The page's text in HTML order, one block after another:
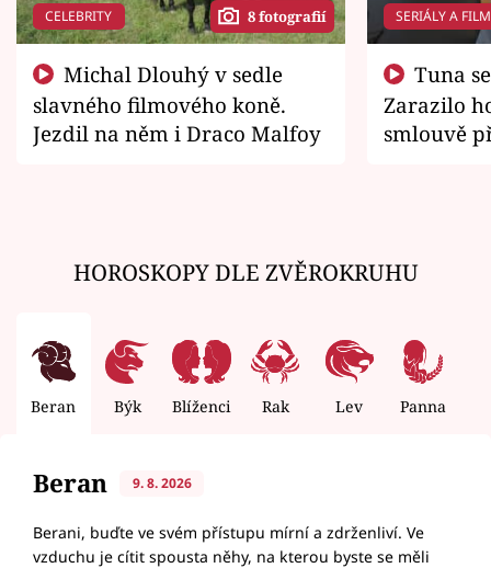
CELEBRITY 8 fotografií
slavného filmového koně.
Jezdil na něm i Draco Malfoy
SERIÁLY A
Zarazilo
smlouvě
HOROSKOPY DLE ZVĚROKRUHU
Beran Býk Blíženci Rak Lev Panna
Beran 9. 8. 2026
Berani, buďte ve svém přístupu mírní a zdrženliví. Ve
vzduchu je cítit spousta něhy, na kterou byste se měli